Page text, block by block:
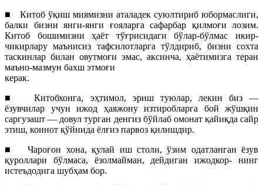
■ Китоб ўқиш миямизни аталадек суюлтириб юбормаслиги,
балки бизни янги-янги ғояларга сафарбар қилмоғи лозим.
Китоб бошимизни ҳаёт тўғрисидаги бўлар-бўлмас икир-
чикирлару маънисиз тафсилотларга тўлдириб, бизни сохта
таскинлар билан овутмоғи эмас, аксинча, ҳаётимизга теран
маъно-мазмун бахш этмоғи
керак.
■Китобхонга, эҳтимол, эриш туюлар, лекин биз —
ёзувчилар учун ижод ҳаяжону изтиробларга бой жўшқин
саргузашт — довул турган денгиз бўйлаб омонат қайиқда сайр
этиш, коинот қўйнида ёлғиз парвоз қилишдир.
■Чароғон хона, қулай иш столи, ўзим одатланган ёзув
қуроллари бўлмаса, ёзолмайман, дейдиган ижодкор- нинг
истеъдодига шубҳам бор.